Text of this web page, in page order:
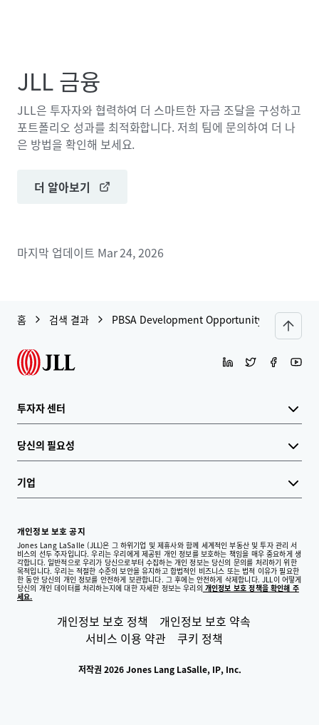
JLL 금융
JLL은 투자자와 협력하여 더 스마트한 자금 조달을 구성하고
포트폴리오 성과를 최적화합니다. 저희 팀에 문의하여 더 나
은 방법을 확인해 보세요.
더 알아보기
마지막 업데이트 Mar 24, 2026
홈 검색 결과 PBSA Development Opportunity - Leith
투자자 센터
당신의 필요성
기업
개인정보 보호 공지
Jones Lang LaSalle (JLL)은 그 하위기업 및 제휴사와 함께 세계적인 부동산 및 투자 관리 서
비스의 선두 주자입니다. 우리는 우리에게 제공된 개인 정보를 보호하는 책임을 매우 중요하게 생
각합니다. 일반적으로 우리가 당신으로부터 수집하는 개인 정보는 당신의 문의를 처리하기 위한
목적입니다. 우리는 적절한 수준의 보안을 유지하고 합법적인 비즈니스 또는 법적 이유가 필요한
한 동안 당신의 개인 정보를 안전하게 보관합니다. 그 후에는 안전하게 삭제합니다. JLL이 어떻게
당신의 개인 데이터를 처리하는지에 대한 자세한 정보는 우리의 개인정보 보호 정책을 확인해 주
세요.
개인정보 보호 정책
개인정보 보호 약속
서비스 이용 약관
쿠키 정책
저작권 2026 Jones Lang LaSalle, IP, Inc.